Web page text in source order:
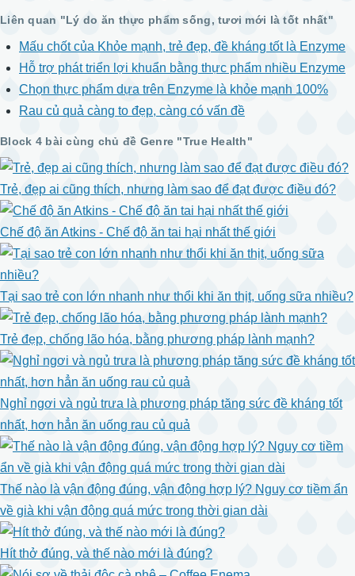
Liên quan "Lý do ăn thực phẩm sống, tươi mới là tốt nhất"
Mấu chốt của Khỏe mạnh, trẻ đẹp, đề kháng tốt là Enzyme
Hỗ trợ phát triển lợi khuẩn bằng thực phẩm nhiều Enzyme
Chọn thực phẩm dựa trên Enzyme là khỏe mạnh 100%
Rau củ quả càng to đẹp, càng có vấn đề
Block 4 bài cùng chủ đề Genre "True Health"
Trẻ, đẹp ai cũng thích, nhưng làm sao để đạt được điều đó?
Chế độ ăn Atkins - Chế độ ăn tai hại nhất thế giới
Tại sao trẻ con lớn nhanh như thổi khi ăn thịt, uống sữa nhiều?
Trẻ đẹp, chống lão hóa, bằng phương pháp lành mạnh?
Nghỉ ngơi và ngủ trưa là phương pháp tăng sức đề kháng tốt
nhất, hơn hẳn ăn uống rau củ quả
Thế nào là vận động đúng, vận động hợp lý? Nguy cơ tiềm ẩn
về già khi vận động quá mức trong thời gian dài
Hít thở đúng, và thế nào mới là đúng?